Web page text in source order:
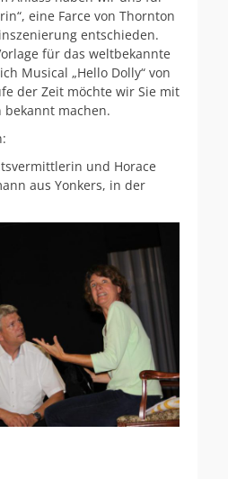
eine Farce von Thornton
entschieden.
für das weltbekannte
Musical „Hello Dolly“ von
der Zeit möchte wir Sie mit
bekannt machen.
und Horace
aus Yonkers, in der